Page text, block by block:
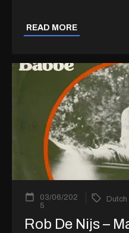
READ MORE
03/06/202
5
Dutch
Rob De Nijs –